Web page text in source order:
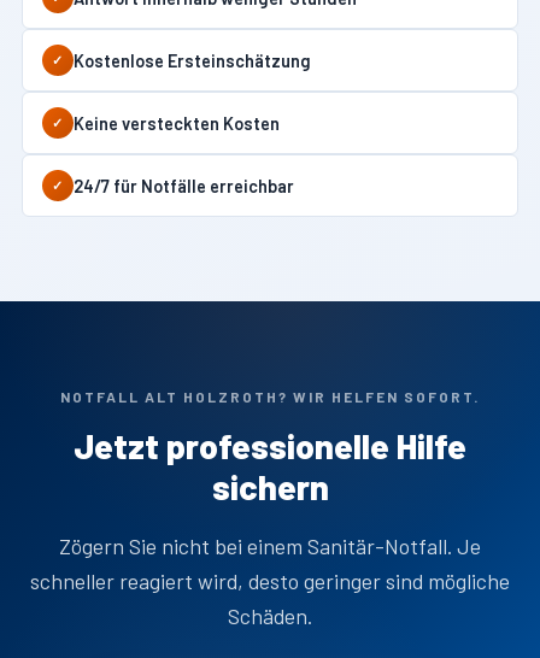
✓ Kostenlose Ersteinschätzung
✓ Keine versteckten Kosten
✓ 24/7 für Notfälle erreichbar
NOTFALL ALT HOLZROTH? WIR HELFEN SOFORT.
Jetzt professionelle Hilfe
sichern
Zögern Sie nicht bei einem Sanitär-Notfall. Je
schneller reagiert wird, desto geringer sind mögliche
Schäden.